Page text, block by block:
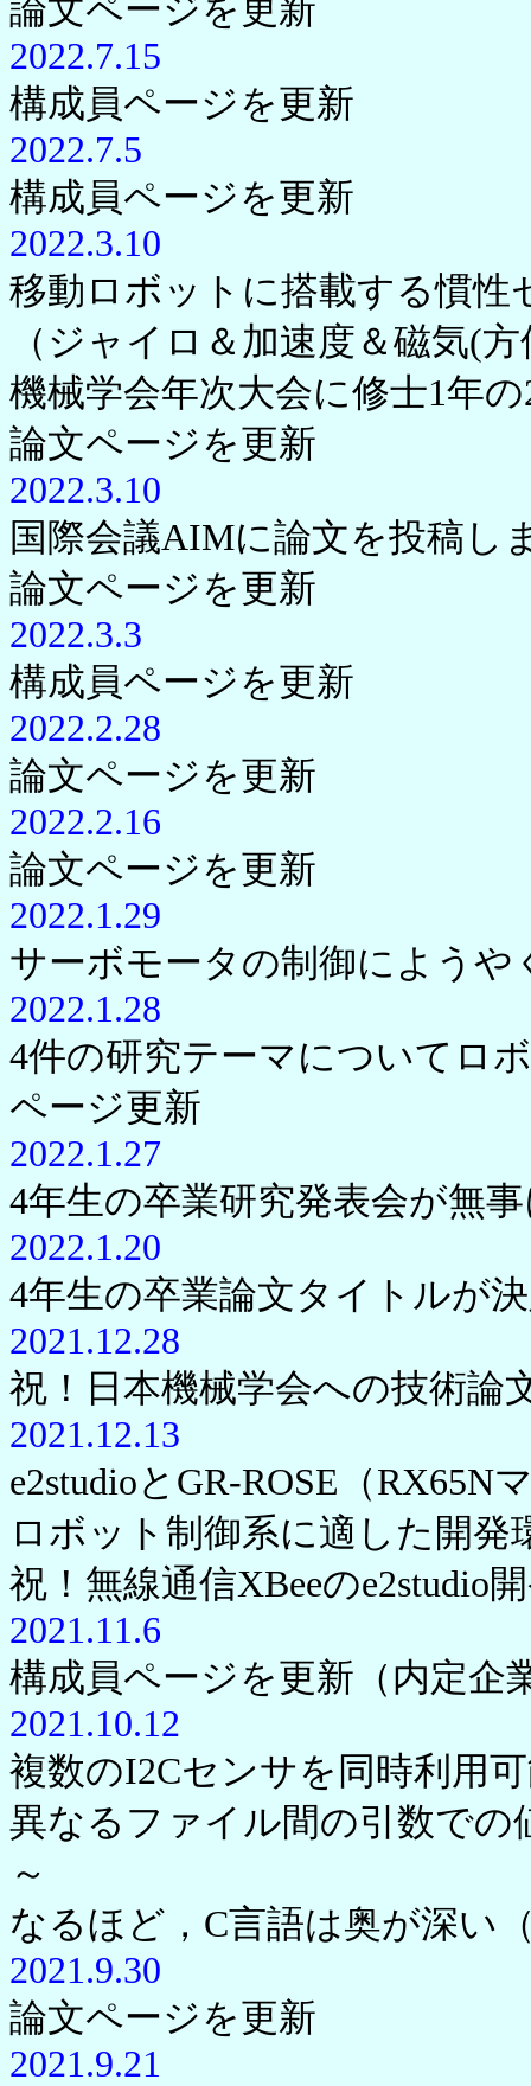
論文ページを更新
2022.7.15
構成員ページを更新
2022.7.5
構成員ページを更新
2022.3.10
移動ロボットに搭載する慣性
（ジャイロ＆加速度＆磁気(
機械学会年次大会に修士1年
論文ページを更新
2022.3.10
国際会議AIMに論文を投稿し
論文ページを更新
2022.3.3
構成員ページを更新
2022.2.28
論文ページを更新
2022.2.16
論文ページを更新
2022.1.29
サーボモータの制御にようや
2022.1.28
4件の研究テーマについてロ
ページ更新
2022.1.27
4年生の卒業研究発表会が無
2022.1.20
4年生の卒業論文タイトルが
2021.12.28
祝！日本機械学会への技術論
2021.12.13
e2studioとGR-ROSE（
ロボット制御系に適した開発
祝！無線通信XBeeのe2studio
2021.11.6
構成員ページを更新（内定企
2021.10.12
複数のI2Cセンサを同時利用
異なるファイル間の引数で
～
なるほど，C言語は奥が深い
2021.9.30
論文ページを更新
2021.9.21